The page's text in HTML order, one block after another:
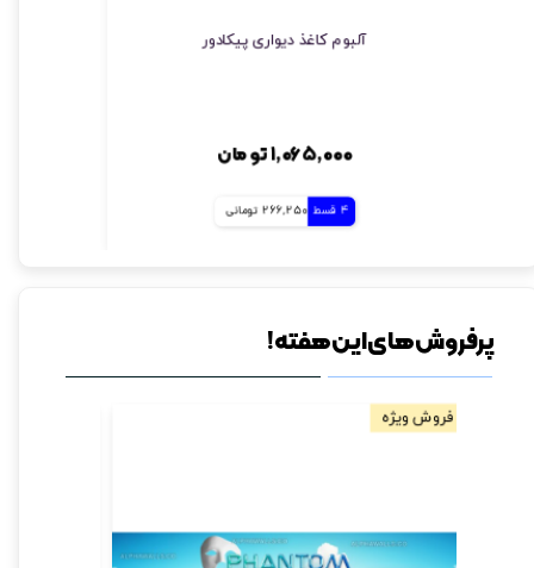
آلبوم کاغذ دیواری پیکادور
۱,۰۶۵,۰۰۰ تومان
4 قسط 266,250 تومانی
پرفروش های این هفته!
فروش ویژه